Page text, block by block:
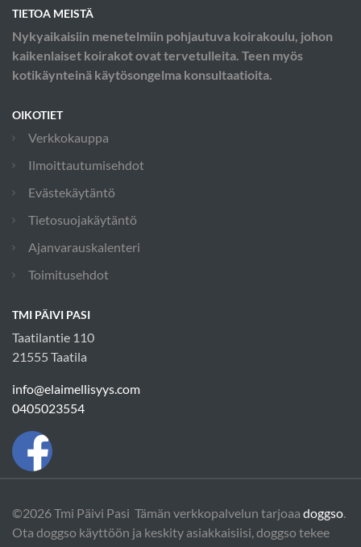
TIETOA MEISTÄ
Nykyaikaisiin menetelmiin pohjautuva koirakoulu, johon
kaikenlaiset koirakot ovat tervetulleita. Teen myös
kotikäynteinä käytösongelma konsultaatioita.
OIKOTIET
Verkkokauppa
Ilmoittautumisehdot
Evästekäytäntö
Tietosuojakäytäntö
Ajanvarauskalenteri
Toimitusehdot
TMI PÄIVI PASI
Taatilantie 110
21555 Taatila
info@elaimellisyys.com
0405023554
©2026 Tmi Päivi Pasi Tämän verkkopalvelun tarjoaa doggso.
Ota doggso käyttöön ja keskity asiakkaisiisi, doggso tekee